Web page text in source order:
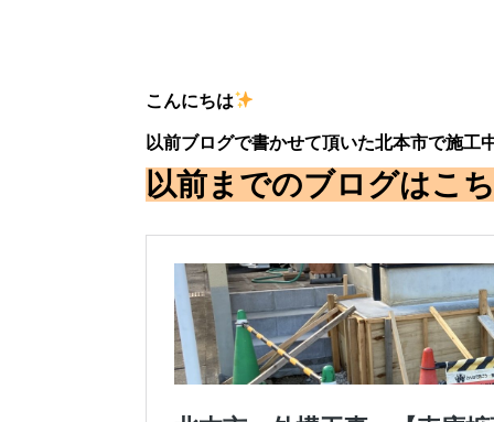
こんにちは
以前ブログで書かせて頂いた北本市で施工
以前までのブログはこ